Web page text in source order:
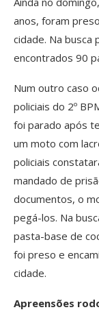
anos, foram
cidade. Na
encontrados 90
Num outro caso
policiais do 2º
foi parado após
um moto com
policiais
mandado de
documentos, o
pegá-los. Na
pasta-base de
foi preso e
cidade.
Apreensões